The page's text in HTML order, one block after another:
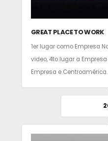
GREAT PLACE TO WORK
1er lugar como Empresa
video, 4to lugar a
Empresa e Centroamérica.